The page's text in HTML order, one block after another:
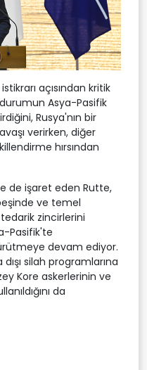
açısından kritik
Asya-Pasifik
Rusya'nın bir
verirken, diğer
hırsından
de işaret eden Rutte,
ve temel
zincirlerini
Pasifik'te
devam ediyor.
silah programlarına
Kore askerlerinin ve
da